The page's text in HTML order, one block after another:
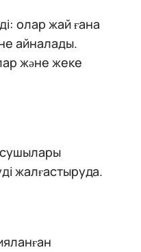
олар жай ғана
айналады.
және жеке
жалғастыруда.